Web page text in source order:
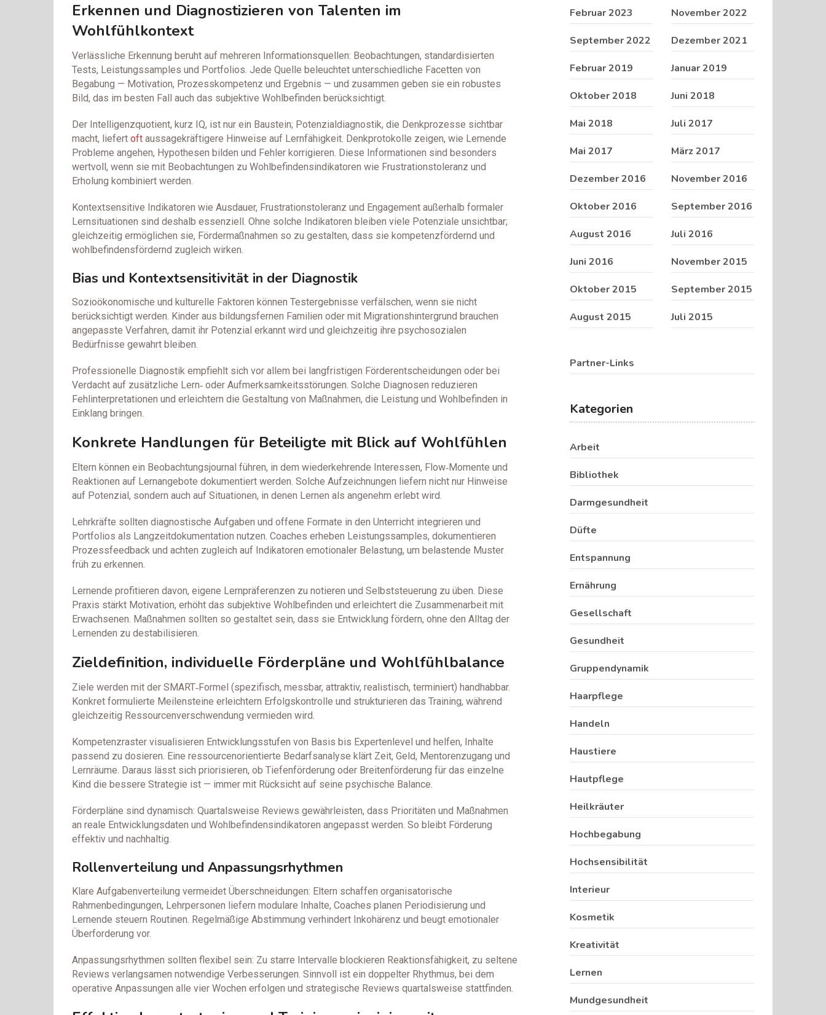
Erkennen und Diagnostizieren von Talenten im
Wohlfühlkontext
Verlässliche Erkennung beruht auf mehreren Informationsquellen: Beobachtungen, standardisierten
Tests, Leistungssamples und Portfolios. Jede Quelle beleuchtet unterschiedliche Facetten von
Begabung — Motivation, Prozesskompetenz und Ergebnis — und zusammen geben sie ein robustes
Bild, das im besten Fall auch das subjektive Wohlbefinden berücksichtigt.
Der Intelligenzquotient, kurz IQ, ist nur ein Baustein; Potenzialdiagnostik, die Denkprozesse sichtbar
macht, liefert oft aussagekräftigere Hinweise auf Lernfähigkeit. Denkprotokolle zeigen, wie Lernende
Probleme angehen, Hypothesen bilden und Fehler korrigieren. Diese Informationen sind besonders
wertvoll, wenn sie mit Beobachtungen zu Wohlbefindensindikatoren wie Frustrationstoleranz und
Erholung kombiniert werden.
Kontextsensitive Indikatoren wie Ausdauer, Frustrationstoleranz und Engagement außerhalb formaler
Lernsituationen sind deshalb essenziell. Ohne solche Indikatoren bleiben viele Potenziale unsichtbar;
gleichzeitig ermöglichen sie, Fördermaßnahmen so zu gestalten, dass sie kompetenzfördernd und
wohlbefindensfördernd zugleich wirken.
Bias und Kontextsensitivität in der Diagnostik
Sozioökonomische und kulturelle Faktoren können Testergebnisse verfälschen, wenn sie nicht
berücksichtigt werden. Kinder aus bildungsfernen Familien oder mit Migrationshintergrund brauchen
angepasste Verfahren, damit ihr Potenzial erkannt wird und gleichzeitig ihre psychosozialen
Bedürfnisse gewahrt bleiben.
Professionelle Diagnostik empfiehlt sich vor allem bei langfristigen Förderentscheidungen oder bei
Verdacht auf zusätzliche Lern‑ oder Aufmerksamkeitsstörungen. Solche Diagnosen reduzieren
Fehlinterpretationen und erleichtern die Gestaltung von Maßnahmen, die Leistung und Wohlbefinden in
Einklang bringen.
Konkrete Handlungen für Beteiligte mit Blick auf Wohlfühlen
Eltern können ein Beobachtungsjournal führen, in dem wiederkehrende Interessen, Flow‑Momente und
Reaktionen auf Lernangebote dokumentiert werden. Solche Aufzeichnungen liefern nicht nur Hinweise
auf Potenzial, sondern auch auf Situationen, in denen Lernen als angenehm erlebt wird.
Lehrkräfte sollten diagnostische Aufgaben und offene Formate in den Unterricht integrieren und
Portfolios als Langzeitdokumentation nutzen. Coaches erheben Leistungssamples, dokumentieren
Prozessfeedback und achten zugleich auf Indikatoren emotionaler Belastung, um belastende Muster
früh zu erkennen.
Lernende profitieren davon, eigene Lernpräferenzen zu notieren und Selbststeuerung zu üben. Diese
Praxis stärkt Motivation, erhöht das subjektive Wohlbefinden und erleichtert die Zusammenarbeit mit
Erwachsenen. Maßnahmen sollten so gestaltet sein, dass sie Entwicklung fördern, ohne den Alltag der
Lernenden zu destabilisieren.
Zieldefinition, individuelle Förderpläne und Wohlfühlbalance
Ziele werden mit der SMART‑Formel (spezifisch, messbar, attraktiv, realistisch, terminiert) handhabbar.
Konkret formulierte Meilensteine erleichtern Erfolgskontrolle und strukturieren das Training, während
gleichzeitig Ressourcenverschwendung vermieden wird.
Kompetenzraster visualisieren Entwicklungsstufen von Basis bis Expertenlevel und helfen, Inhalte
passend zu dosieren. Eine ressourcenorientierte Bedarfsanalyse klärt Zeit, Geld, Mentorenzugang und
Lernräume. Daraus lässt sich priorisieren, ob Tiefenförderung oder Breitenförderung für das einzelne
Kind die bessere Strategie ist — immer mit Rücksicht auf seine psychische Balance.
Förderpläne sind dynamisch: Quartalsweise Reviews gewährleisten, dass Prioritäten und Maßnahmen
an reale Entwicklungsdaten und Wohlbefindensindikatoren angepasst werden. So bleibt Förderung
effektiv und nachhaltig.
Rollenverteilung und Anpassungsrhythmen
Klare Aufgabenverteilung vermeidet Überschneidungen: Eltern schaffen organisatorische
Rahmenbedingungen, Lehrpersonen liefern modulare Inhalte, Coaches planen Periodisierung und
Lernende steuern Routinen. Regelmäßige Abstimmung verhindert Inkohärenz und beugt emotionaler
Überforderung vor.
Anpassungsrhythmen sollten flexibel sein: Zu starre Intervalle blockieren Reaktionsfähigkeit, zu seltene
Reviews verlangsamen notwendige Verbesserungen. Sinnvoll ist ein doppelter Rhythmus, bei dem
operative Anpassungen alle vier Wochen erfolgen und strategische Reviews quartalsweise stattfinden.
Februar 2023 November 2022
September 2022 Dezember 2021
Februar 2019 Januar 2019
Oktober 2018 Juni 2018
Mai 2018 Juli 2017
Mai 2017 März 2017
Dezember 2016 November 2016
Oktober 2016 September 2016
August 2016 Juli 2016
Juni 2016 November 2015
Oktober 2015 September 2015
August 2015 Juli 2015
Partner-Links
Kategorien
Arbeit
Bibliothek
Darmgesundheit
Düfte
Entspannung
Ernährung
Gesellschaft
Gesundheit
Gruppendynamik
Haarpflege
Handeln
Haustiere
Hautpflege
Heilkräuter
Hochbegabung
Hochsensibilität
Interieur
Kosmetik
Kreativität
Lernen
Mundgesundheit